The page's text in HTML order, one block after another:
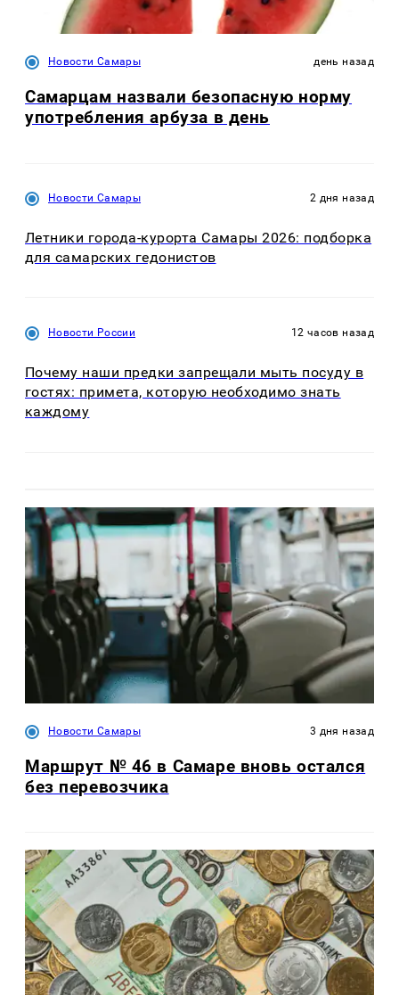
Новости Самары день назад
Самарцам назвали безопасную норму
употребления арбуза в день
Новости Самары 2 дня назад
Летники города-курорта Самары 2026: подборка
для самарских гедонистов
Новости России 12 часов назад
Почему наши предки запрещали мыть посуду в
гостях: примета, которую необходимо знать
каждому
Новости Самары 3 дня назад
Маршрут № 46 в Самаре вновь остался
без перевозчика